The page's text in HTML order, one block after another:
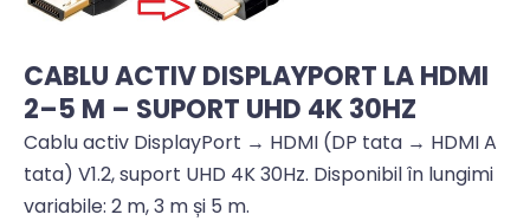
CABLU ACTIV DISPLAYPORT LA HDMI
2–5 M – SUPORT UHD 4K 30HZ
Cablu activ DisplayPort → HDMI (DP tata → HDMI A
tata) V1.2, suport UHD 4K 30Hz. Disponibil în lungimi
variabile: 2 m, 3 m și 5 m.